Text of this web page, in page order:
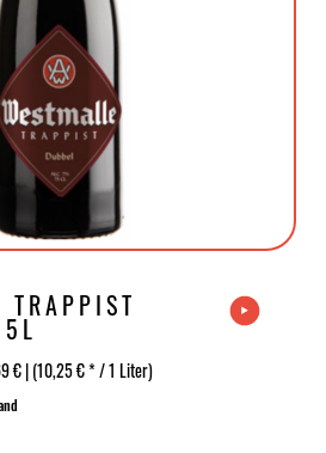
TRAPPIST
€ | (10,25 € * / 1 Liter)